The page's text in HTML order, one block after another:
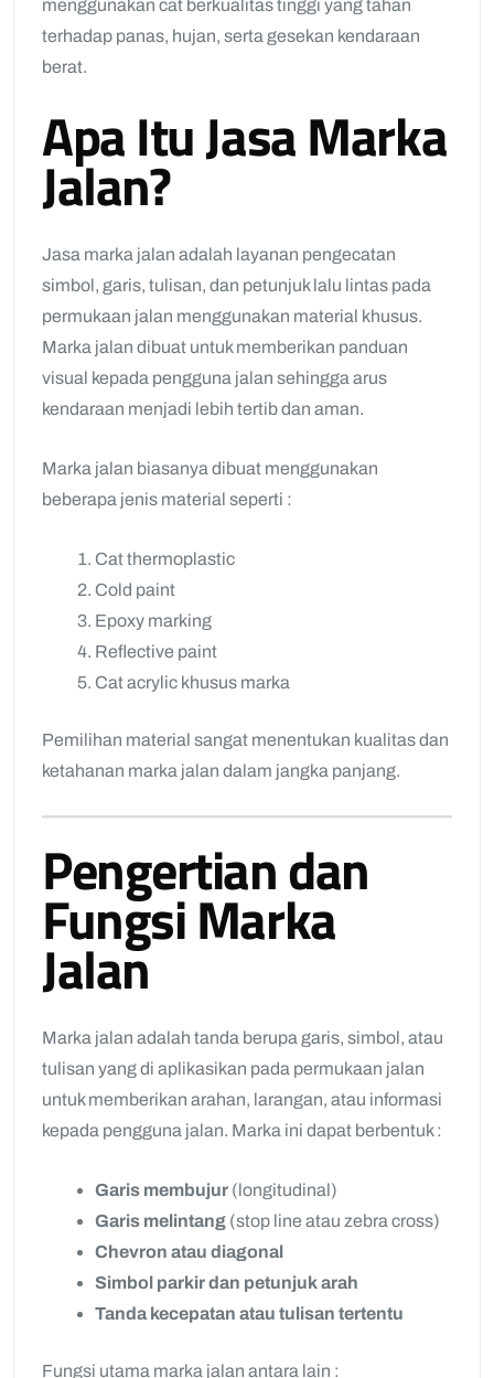
menggunakan cat berkualitas tinggi yang tahan
terhadap panas, hujan, serta gesekan kendaraan
berat.
Apa Itu Jasa Marka
Jalan?
Jasa marka jalan adalah layanan pengecatan
simbol, garis, tulisan, dan petunjuk lalu lintas pada
permukaan jalan menggunakan material khusus.
Marka jalan dibuat untuk memberikan panduan
visual kepada pengguna jalan sehingga arus
kendaraan menjadi lebih tertib dan aman.
Marka jalan biasanya dibuat menggunakan
beberapa jenis material seperti :
Cat thermoplastic
Cold paint
Epoxy marking
Reflective paint
Cat acrylic khusus marka
Pemilihan material sangat menentukan kualitas dan
ketahanan marka jalan dalam jangka panjang.
Pengertian dan
Fungsi Marka
Jalan
Marka jalan adalah tanda berupa garis, simbol, atau
tulisan yang di aplikasikan pada permukaan jalan
untuk memberikan arahan, larangan, atau informasi
kepada pengguna jalan. Marka ini dapat berbentuk :
Garis membujur (longitudinal)
Garis melintang (stop line atau zebra cross)
Chevron atau diagonal
Simbol parkir dan petunjuk arah
Tanda kecepatan atau tulisan tertentu
Fungsi utama marka jalan antara lain :